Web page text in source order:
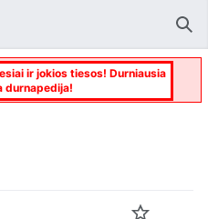
ir jokios tiesos! Durniausia
durnapedija!